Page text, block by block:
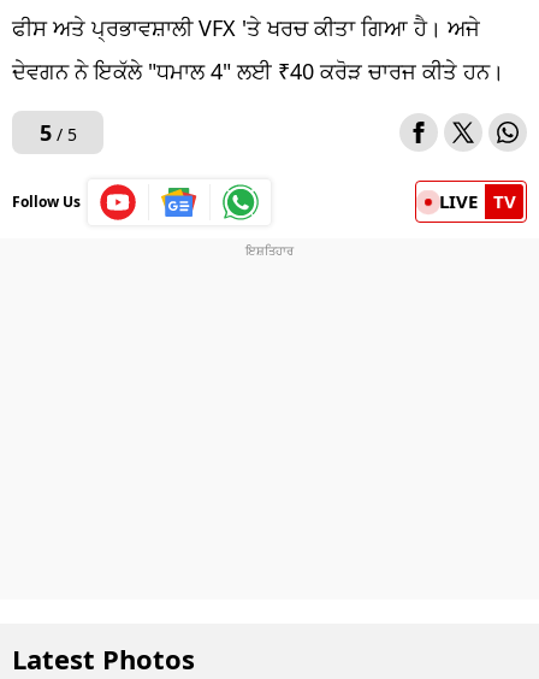
ਫੀਸ ਅਤੇ ਪ੍ਰਭਾਵਸ਼ਾਲੀ VFX 'ਤੇ ਖਰਚ ਕੀਤਾ ਗਿਆ ਹੈ। ਅਜੇ
ਦੇਵਗਨ ਨੇ ਇਕੱਲੇ "ਧਮਾਲ 4" ਲਈ ₹40 ਕਰੋੜ ਚਾਰਜ ਕੀਤੇ ਹਨ।
5/ 5
Follow Us LIVE TV
Latest Photos